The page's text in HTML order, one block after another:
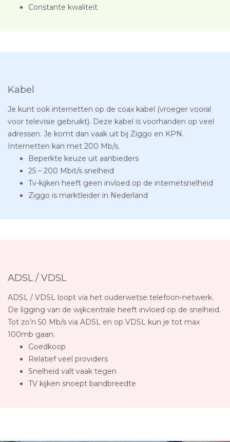
Constante kwaliteit
Kabel
Je kunt ook internetten op de coax kabel (vroeger vooral
voor televisie gebruikt). Deze kabel is voorhanden op veel
adressen. Je komt dan vaak uit bij Ziggo en KPN.
Internetten kan met 200 Mb/s.
Beperkte keuze uit aanbieders
25 – 200 Mbit/s snelheid
Tv-kijken heeft geen invloed op de internetsnelheid
Ziggo is marktleider in Nederland
ADSL / VDSL
ADSL / VDSL loopt via het ouderwetse telefoon-netwerk.
De ligging van de wijkcentrale heeft invloed op de snelheid.
Tot zo’n 50 Mb/s via ADSL en op VDSL kun je tot max
100mb gaan.
Goedkoop
Relatief veel providers
Snelheid valt vaak tegen
TV kijken snoept bandbreedte